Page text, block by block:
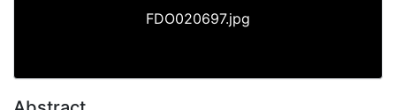
FDO020697.jpg